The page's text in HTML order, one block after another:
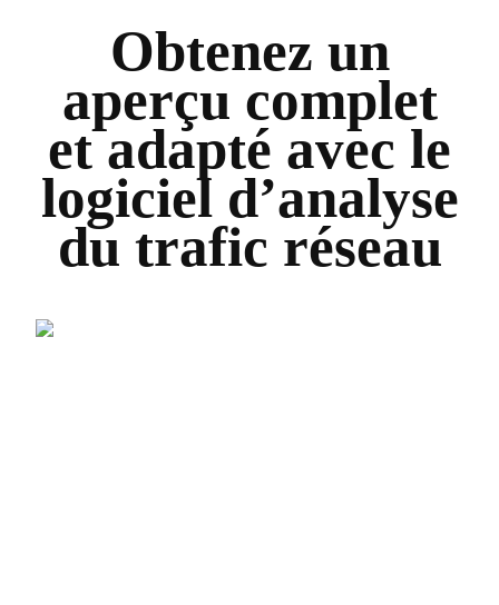
Obtenez un
aperçu complet
et adapté avec le
logiciel d’analyse
du trafic réseau